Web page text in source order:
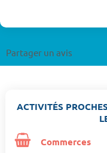
Partager un avis
ACTIVITÉS
Commerces